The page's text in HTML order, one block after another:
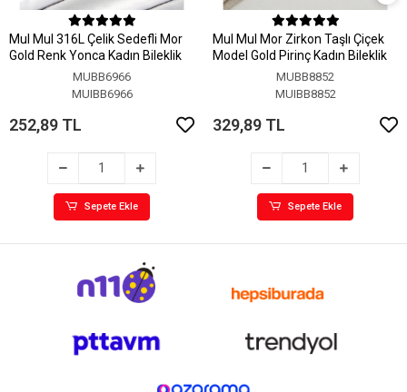
MuI MuI 316L Çelik Sedefli Mor
Gold Renk Yonca Kadın Bileklik
MUBB6966
MUIBB6966
252,89 TL
Sepete Ekle
MuI MuI Mor Zirkon Taşlı Çiçek
Model Gold Pirinç Kadın Bileklik
MUBB8852
MUIBB8852
329,89 TL
Sepete Ekle